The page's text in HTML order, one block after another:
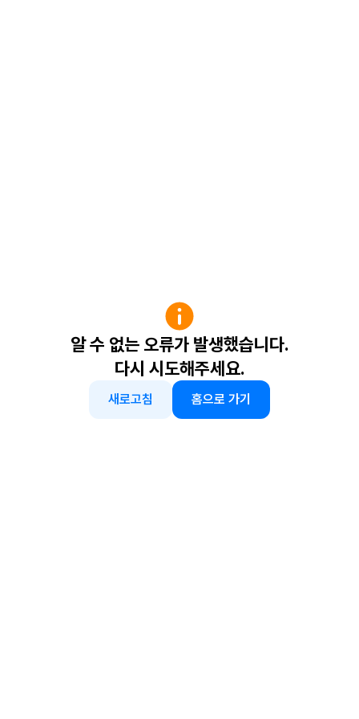
알 수 없는 오류가 발생했습니다.
다시 시도해주세요.
새로고침 홈으로 가기